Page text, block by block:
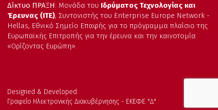
Δίκτυο ΠΡΑΞΗ: Μονάδα του Ιδρύματος Τεχνολογίας και
Έρευνας (ΙΤΕ), Συντονιστής του Enterprise Europe Network -
Hellas, Εθνικό Σημείο Επαφής για το πρόγραμμα πλαίσιο της
Ευρωπαϊκής Επιτροπής για την έρευνα και την καινοτομία
«Ορίζοντας Ευρώπη».
Designed & Developed:
Γραφείο Ηλεκτρονικής Διακυβέρνησης - ΕΚΕΦΕ "Δ"